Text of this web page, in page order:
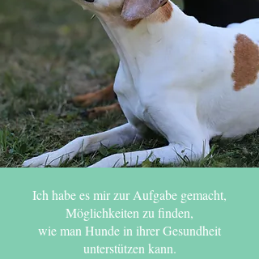
Ich habe es mir zur Aufgabe gemacht,
Möglichkeiten zu finden,
wie man Hunde in ihrer Gesundheit
unterstützen kann.